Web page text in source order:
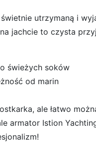
świetnie utrzymaną i
jachcie to czysta
świeżych soków
od marin
, ale łatwo
armator Istion